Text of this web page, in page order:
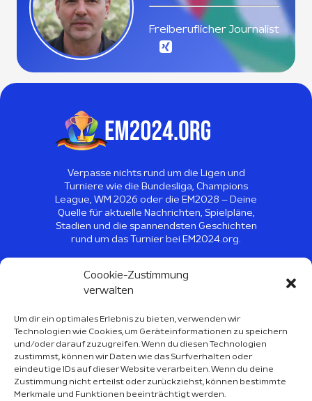
Coookie-Zustimmung
verwalten
Um dir ein optimales Erlebnis zu bieten, verwenden wir
Technologien wie Cookies, um Geräteinformationen zu speichern
und/oder darauf zuzugreifen. Wenn du diesen Technologien
zustimmst, können wir Daten wie das Surfverhalten oder
eindeutige IDs auf dieser Website verarbeiten. Wenn du deine
Zustimmung nicht erteilst oder zurückziehst, können bestimmte
Merkmale und Funktionen beeinträchtigt werden.
Freiberuflicher Journalist
Verpasse nichts rund um die Ligen und
Turniere wie die Bundesliga, Champions
League, WM 2026 oder die EM2028 – Deine
Quelle für aktuelle Nachrichten, Spielpläne,
Stadien und die spannendsten Geschichten
rund um das Turnier bei EM2024.org.
© 2026
EM2024 - Alle Rechte
vorbehalten
Sport Kalender 2026
Über Uns
Impressum